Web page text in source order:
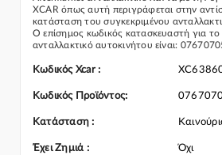
XCAR όπως αυτή περιγράφεται στην
κατάσταση του συγκεκριμένου
Ο επίσημος κωδικός κατασκευαστή για το
ανταλλακτικό αυτοκινήτου είναι:
παρακαλώ να απευθύνεστε σε
ανταλλακτικό ταιριάζει στο αυτοκίνητό
επικοινωνήσετε μαζί μας και θα σας
καθώς διαθέτουμε πλούσια γκάμα από
Ηλεκτρικός και γενικότερα για την
Κωδικός Xcar :
Κωδικός Προϊόντος:
Κατάσταση :
Έχει Ζημιά : Όχι